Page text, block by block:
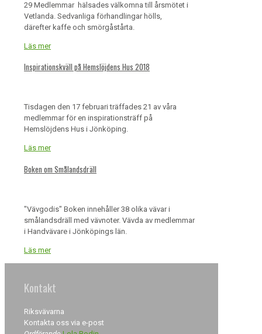
29 Medlemmar hälsades välkomna till årsmötet i
Vetlanda. Sedvanliga förhandlingar hölls,
därefter kaffe och smörgåstårta.
Läs mer
Inspirationskväll på Hemslöjdens Hus 2018
Tisdagen den 17 februari träffades 21 av våra
medlemmar för en inspirationsträff på
Hemslöjdens Hus i Jönköping.
Läs mer
Boken om Smålandsdräll
"Vävgodis" Boken innehåller 38 olika vävar i
smålandsdräll med vävnoter. Vävda av medlemmar
i Handvävare i Jönköpings län.
Läs mer
Kontakt
Riksvävarna
Kontakta oss via e-post